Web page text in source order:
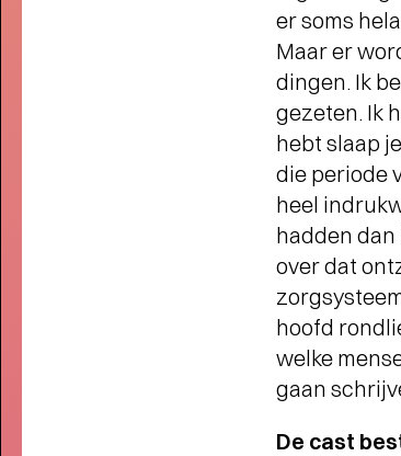
FAMILIE
VOOR KLEINE EN
- Schuif aan bij
voor het mooiste
er soms
Maar er
dingen. Ik
gezeten. Ik
hebt slaap
die periode
heel
hadden dan
over dat
hoofd
welke
gaan
De cast